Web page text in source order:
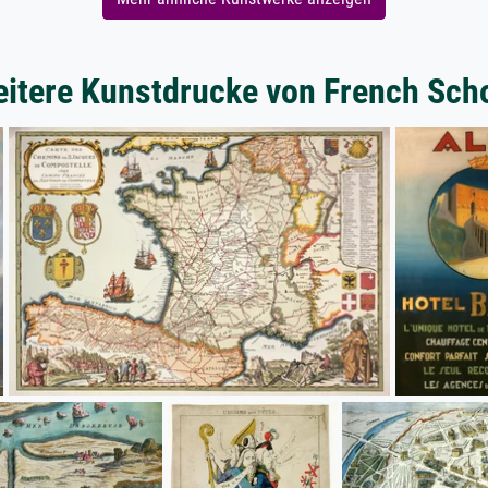
Kunstdrucke von French